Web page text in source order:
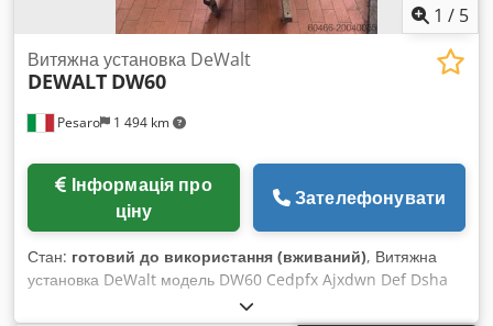
1 / 5
Pesaro 1 494 km
Витяжна установка DeWalt
DEWALT DW60
ціну
Зателефонувати
Стан: готовий до використання (вживаний), Витяжна
установка DeWalt модель DW60 Cedpfx Ajxdwn Def Dsha